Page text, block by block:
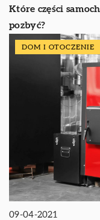
Które części
pozbyć?
DOM I OTOCZENIE
09-04-2021